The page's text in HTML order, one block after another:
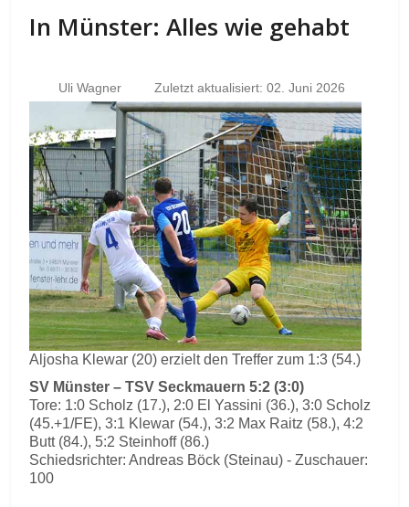
In Münster: Alles wie gehabt
Uli Wagner Zuletzt aktualisiert: 02. Juni 2026
Aljosha Klewar (20) erzielt den Treffer zum 1:3 (54.)
SV Münster – TSV Seckmauern 5:2 (3:0)
Tore: 1:0 Scholz (17.), 2:0 El Yassini (36.), 3:0 Scholz
(45.+1/FE), 3:1 Klewar (54.), 3:2 Max Raitz (58.), 4:2
Butt (84.), 5:2 Steinhoff (86.)
Schiedsrichter: Andreas Böck (Steinau) - Zuschauer:
100